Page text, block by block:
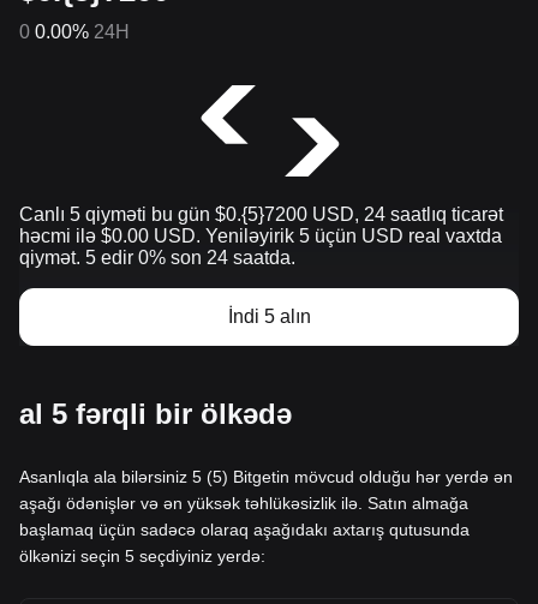
0 0.00% 24H
Canlı 5 qiyməti bu gün $0.{​5}7200 USD, 24 saatlıq ticarət
həcmi ilə $0.00 USD. Yeniləyirik 5 üçün USD real vaxtda
qiymət. 5 edir 0% son 24 saatda.
İndi 5 alın
al 5 fərqli bir ölkədə
Asanlıqla ala bilərsiniz 5 (5) Bitgetin mövcud olduğu hər yerdə ən
aşağı ödənişlər və ən yüksək təhlükəsizlik ilə. Satın almağa
başlamaq üçün sadəcə olaraq aşağıdakı axtarış qutusunda
ölkənizi seçin 5 seçdiyiniz yerdə: